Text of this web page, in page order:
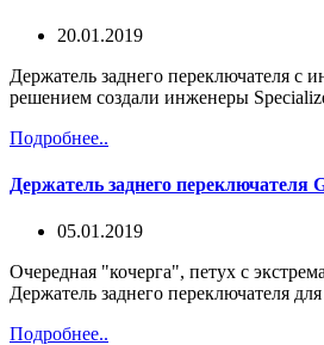
20.01.2019
Держатель заднего переключателя с
решением создали инженеры
Подробнее..
Держатель заднего переключателя
05.01.2019
Очередная "кочерга", петух с
Держатель заднего переключателя
Подробнее..